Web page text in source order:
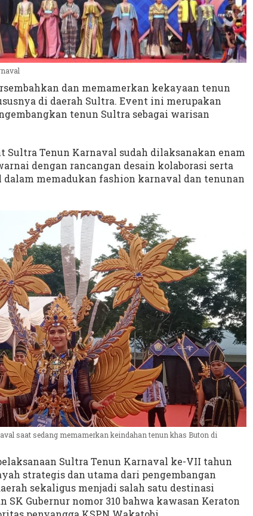
dan memamerkan kekayaan tenun
di daerah Sultra. Event ini merupakan
tenun Sultra sebagai warisan
Sultra Tenun Karnaval sudah dilaksanakan enam
dengan rancangan desain kolaborasi serta
memadukan fashion karnaval dan tenunan
saat sedang memamerkan keindahan tenun khas Buton di
Sultra Tenun Karnaval ke-VII tahun
strategis dan utama dari pengembangan
sekaligus menjadi salah satu destinasi
SK Gubernur nomor 310 bahwa kawasan Keraton